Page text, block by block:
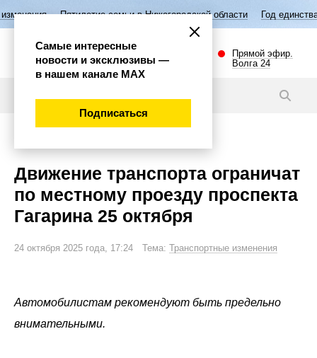
Пятилетие семьи в Нижегородской области Год единства народов
Прямой эфир.
Волга 24
Движение транспорта ограничат
по местному проезду проспекта
Гагарина 25 октября
24 октября 2025 года, 17:24 Тема: Транспортные изменения
Автомобилистам рекомендуют быть предельно
внимательными.
Самые интересные
новости и эксклюзивы —
в нашем канале МАХ
Подписаться